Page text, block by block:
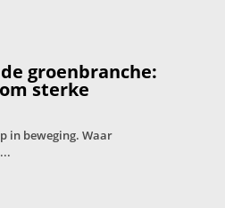
groenbranche:
sterke
in beweging. Waar